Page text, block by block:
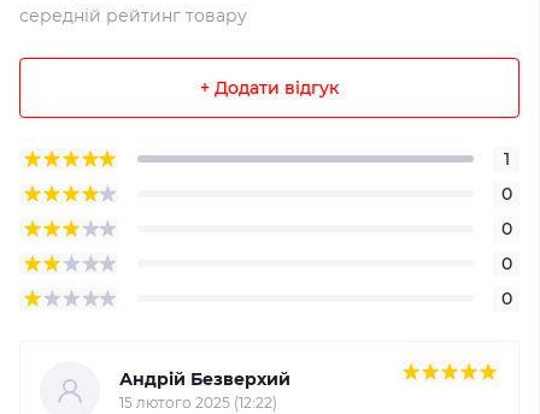
середній рейтинг товару
+ Додати відгук
1
0
0
0
0
Андрій Безверхий
15 лютого 2025 (12:22)